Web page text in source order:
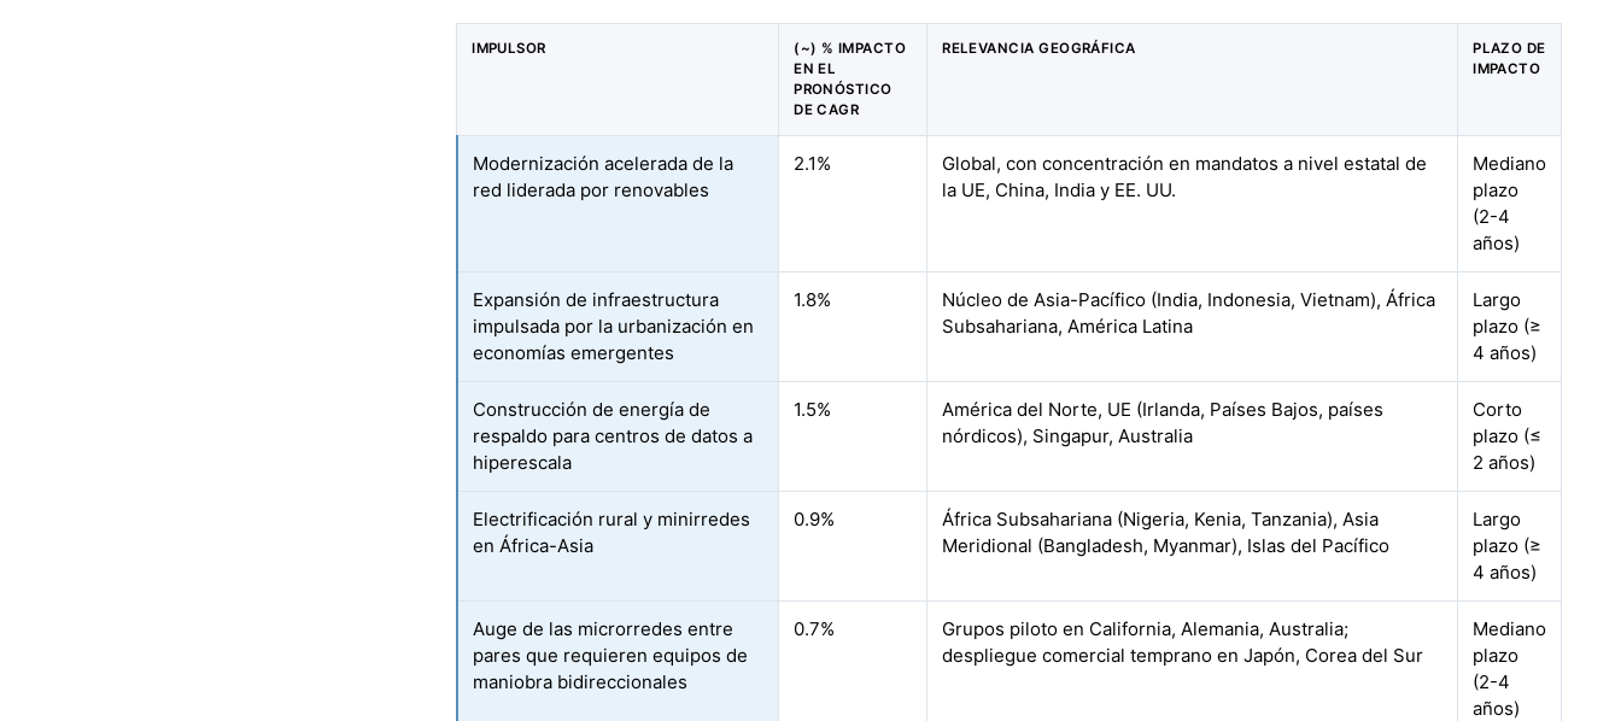
IMPULSOR
(~) % IMPACTO
EN EL
PRONÓSTICO
DE CAGR
RELEVANCIA GEOGRÁFICA
PLAZO DE
IMPACTO
Modernización acelerada de la
red liderada por renovables
2.1%
Global, con concentración en mandatos a nivel estatal de
la UE, China, India y EE. UU.
Mediano
plazo
(2-4
años)
Expansión de infraestructura
impulsada por la urbanización en
economías emergentes
1.8%
Núcleo de Asia-Pacífico (India, Indonesia, Vietnam), África
Subsahariana, América Latina
Largo
plazo (≥
4 años)
Construcción de energía de
respaldo para centros de datos a
hiperescala
1.5%
América del Norte, UE (Irlanda, Países Bajos, países
nórdicos), Singapur, Australia
Corto
plazo (≤
2 años)
Electrificación rural y minirredes
en África-Asia
0.9%
África Subsahariana (Nigeria, Kenia, Tanzania), Asia
Meridional (Bangladesh, Myanmar), Islas del Pacífico
Largo
plazo (≥
4 años)
Auge de las microrredes entre
pares que requieren equipos de
maniobra bidireccionales
0.7%
Grupos piloto en California, Alemania, Australia;
despliegue comercial temprano en Japón, Corea del Sur
Mediano
plazo
(2-4
años)